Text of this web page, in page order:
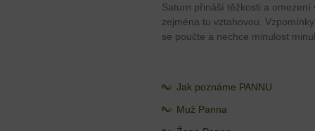
Saturn přináší těžkosti a
zejména tu vztahovou.
se poučte a nechce minulost
Jak poznáme PANNU
Muž Panna